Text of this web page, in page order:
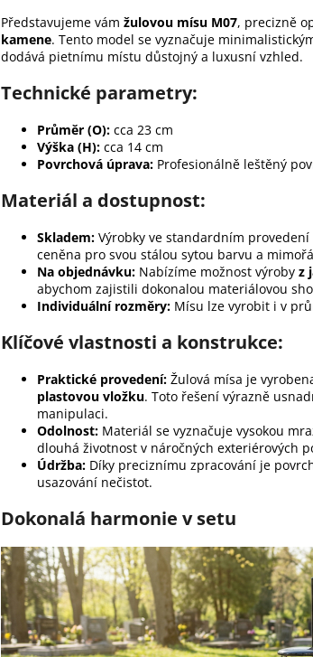
Představujeme vám žulovou mísu M07, precizně
kamene. Tento model se vyznačuje
dodává pietnímu místu důstojný a luxusní vzhled.
Technické parametry:
Průměr (O): cca 23 cm
Výška (H): cca 14 cm
Povrchová úprava: Profesionálně leštěný
Materiál a dostupnost:
Skladem: Výrobky ve standardním
ceněna pro svou stálou sytou barvu a
Na objednávku: Nabízíme možnost výroby z
abychom zajistili dokonalou materiálovou
Individuální rozměry: Mísu lze vyrobit i v
Klíčové vlastnosti a konstrukce:
Praktické provedení: Žulová mísa je
plastovou vložku. Toto řešení výrazně
manipulaci.
Odolnost: Materiál se vyznačuje vysokou
dlouhá životnost v náročných exteriérových
Údržba: Díky preciznímu zpracování je
usazování nečistot.
Dokonalá harmonie v setu